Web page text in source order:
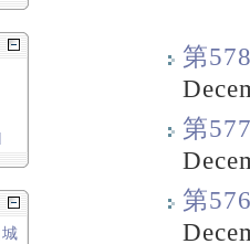
第
第
第